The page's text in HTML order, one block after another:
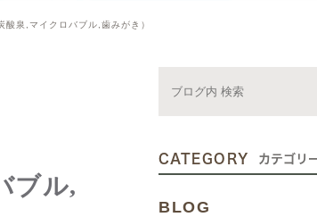
酸泉,マイクロバブル,歯みがき）
ブル,
CATEGORY カテゴリ
BLOG